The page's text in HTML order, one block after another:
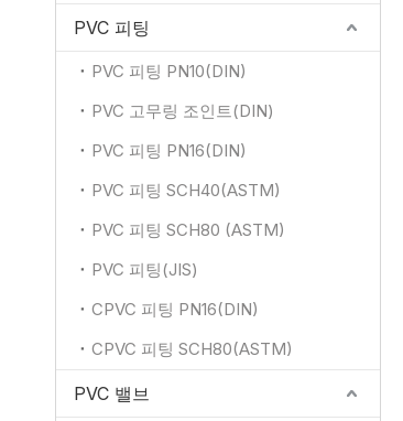
PVC 피팅
PVC 피팅 PN10(DIN)
PVC 고무링 조인트(DIN)
PVC 피팅 PN16(DIN)
PVC 피팅 SCH40(ASTM)
PVC 피팅 SCH80 (ASTM)
PVC 피팅(JIS)
CPVC 피팅 PN16(DIN)
CPVC 피팅 SCH80(ASTM)
PVC 밸브